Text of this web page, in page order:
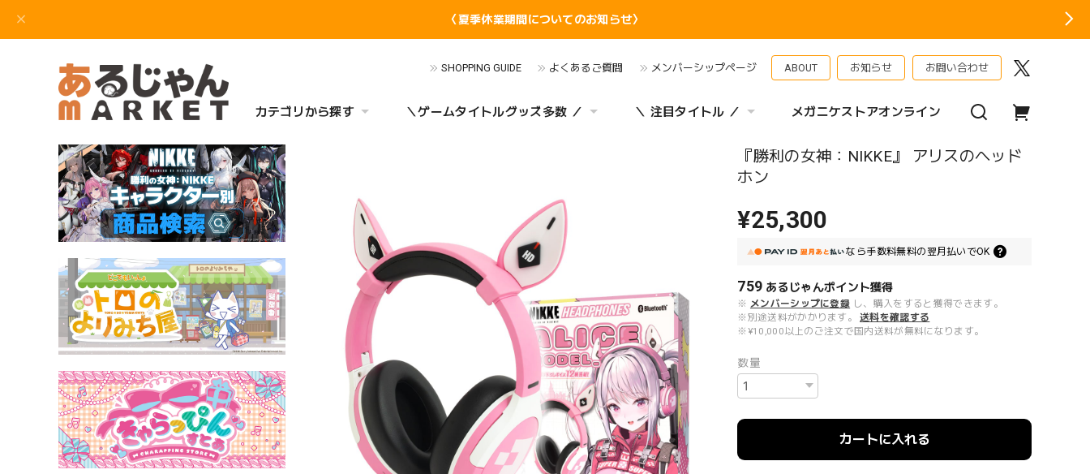
〈夏季休業期間についてのお知らせ〉
SHOPPING GUIDE よくあるご質問 メンバーシップページ ABOUT お知らせ お問い合わせ
カテゴリから探す ＼ゲームタイトルグッズ多数 ／ ＼ 注目タイトル ／ メガニケストアオンライン
『勝利の女神：NIKKE』 アリスのヘッド
ホン
¥25,300
なら手数料無料の 翌月払いでOK
759 あるじゃんポイント獲得
※ メンバーシップに登録 し、購入をすると獲得できます。
※別途送料がかかります。
送料を確認する
※¥10,000以上のご注文で国内送料が無料になります。
数量
カートに入れる